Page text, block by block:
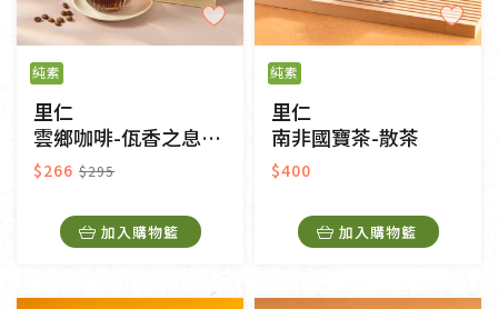
純素
里仁
雲鄉咖啡-佤香之息(濾掛式)
$266 $295
加入購物籃
純素
里仁
南非國寶茶-散茶
$400
加入購物籃